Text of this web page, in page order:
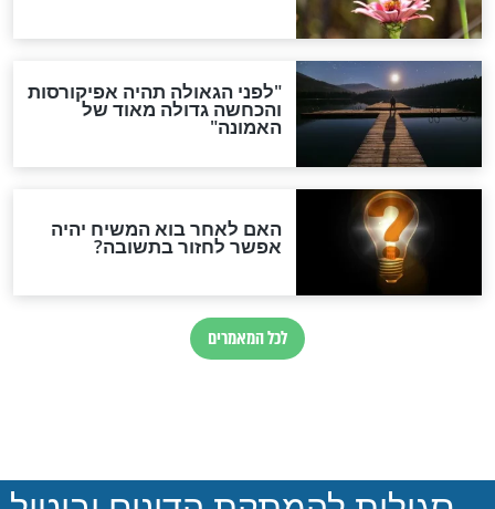
אורה": ביום
במגילה, איראן
הפסקת האש
עשרות רבנים חלו בקורונה:
הרשימה המלאה ופרקי
חדשות יהדות